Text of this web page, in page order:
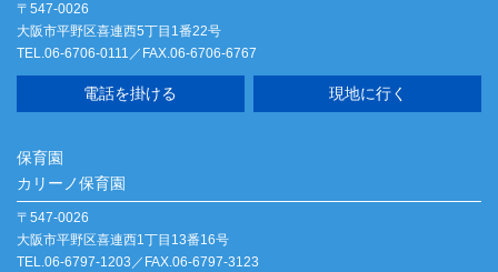
〒547-0026
大阪市平野区喜連西5丁目1番22号
TEL.06-6706-0111／FAX.06-6706-6767
電話を掛ける 現地に行く
保育園
カリーノ保育園
〒547-0026
大阪市平野区喜連西1丁目13番16号
TEL.06-6797-1203／FAX.06-6797-3123